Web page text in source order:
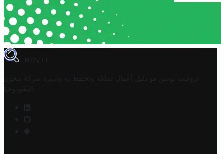
TROVIT
تروفيت تونس هو دليل أعمال تملكه وتحتفظ به وتديره
شركة مخزن
التكنولوجيا